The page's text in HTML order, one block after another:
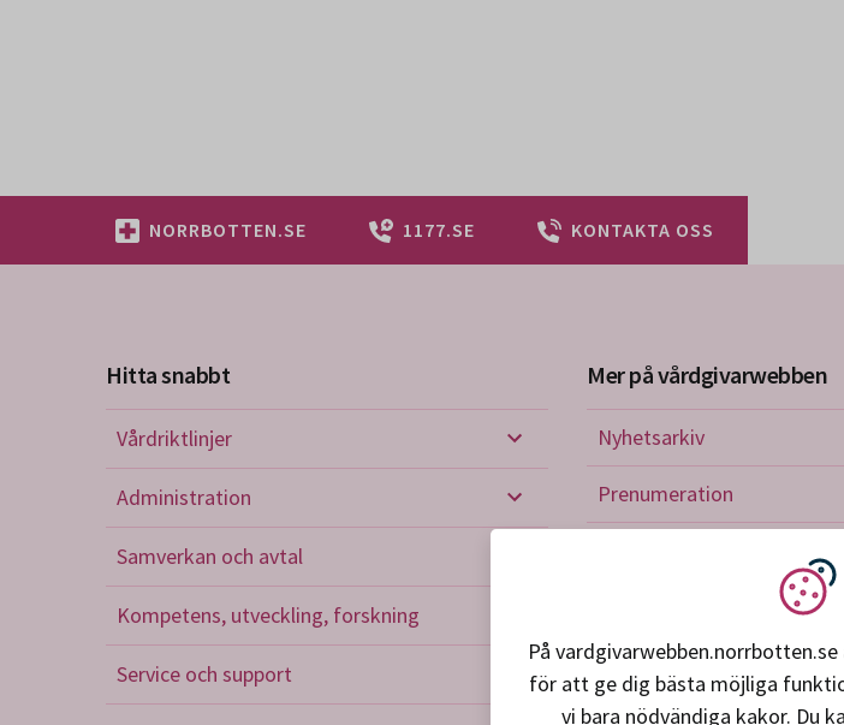
NORRBOTTEN.SE 1177.SE KONTAKTA OSS
Hitta snabbt
Vårdriktlinjer
Vårdriktlinjer
Administration
Samverkan och avtal
Kompetens, utveckling, forskning
Service och support
Service och support
Mer på vårdgivarwebben
Nyhetsarkiv
Prenumeration
Vi
På
för att ge dig bästa möjliga
vi bara nödvändiga kakor. Du